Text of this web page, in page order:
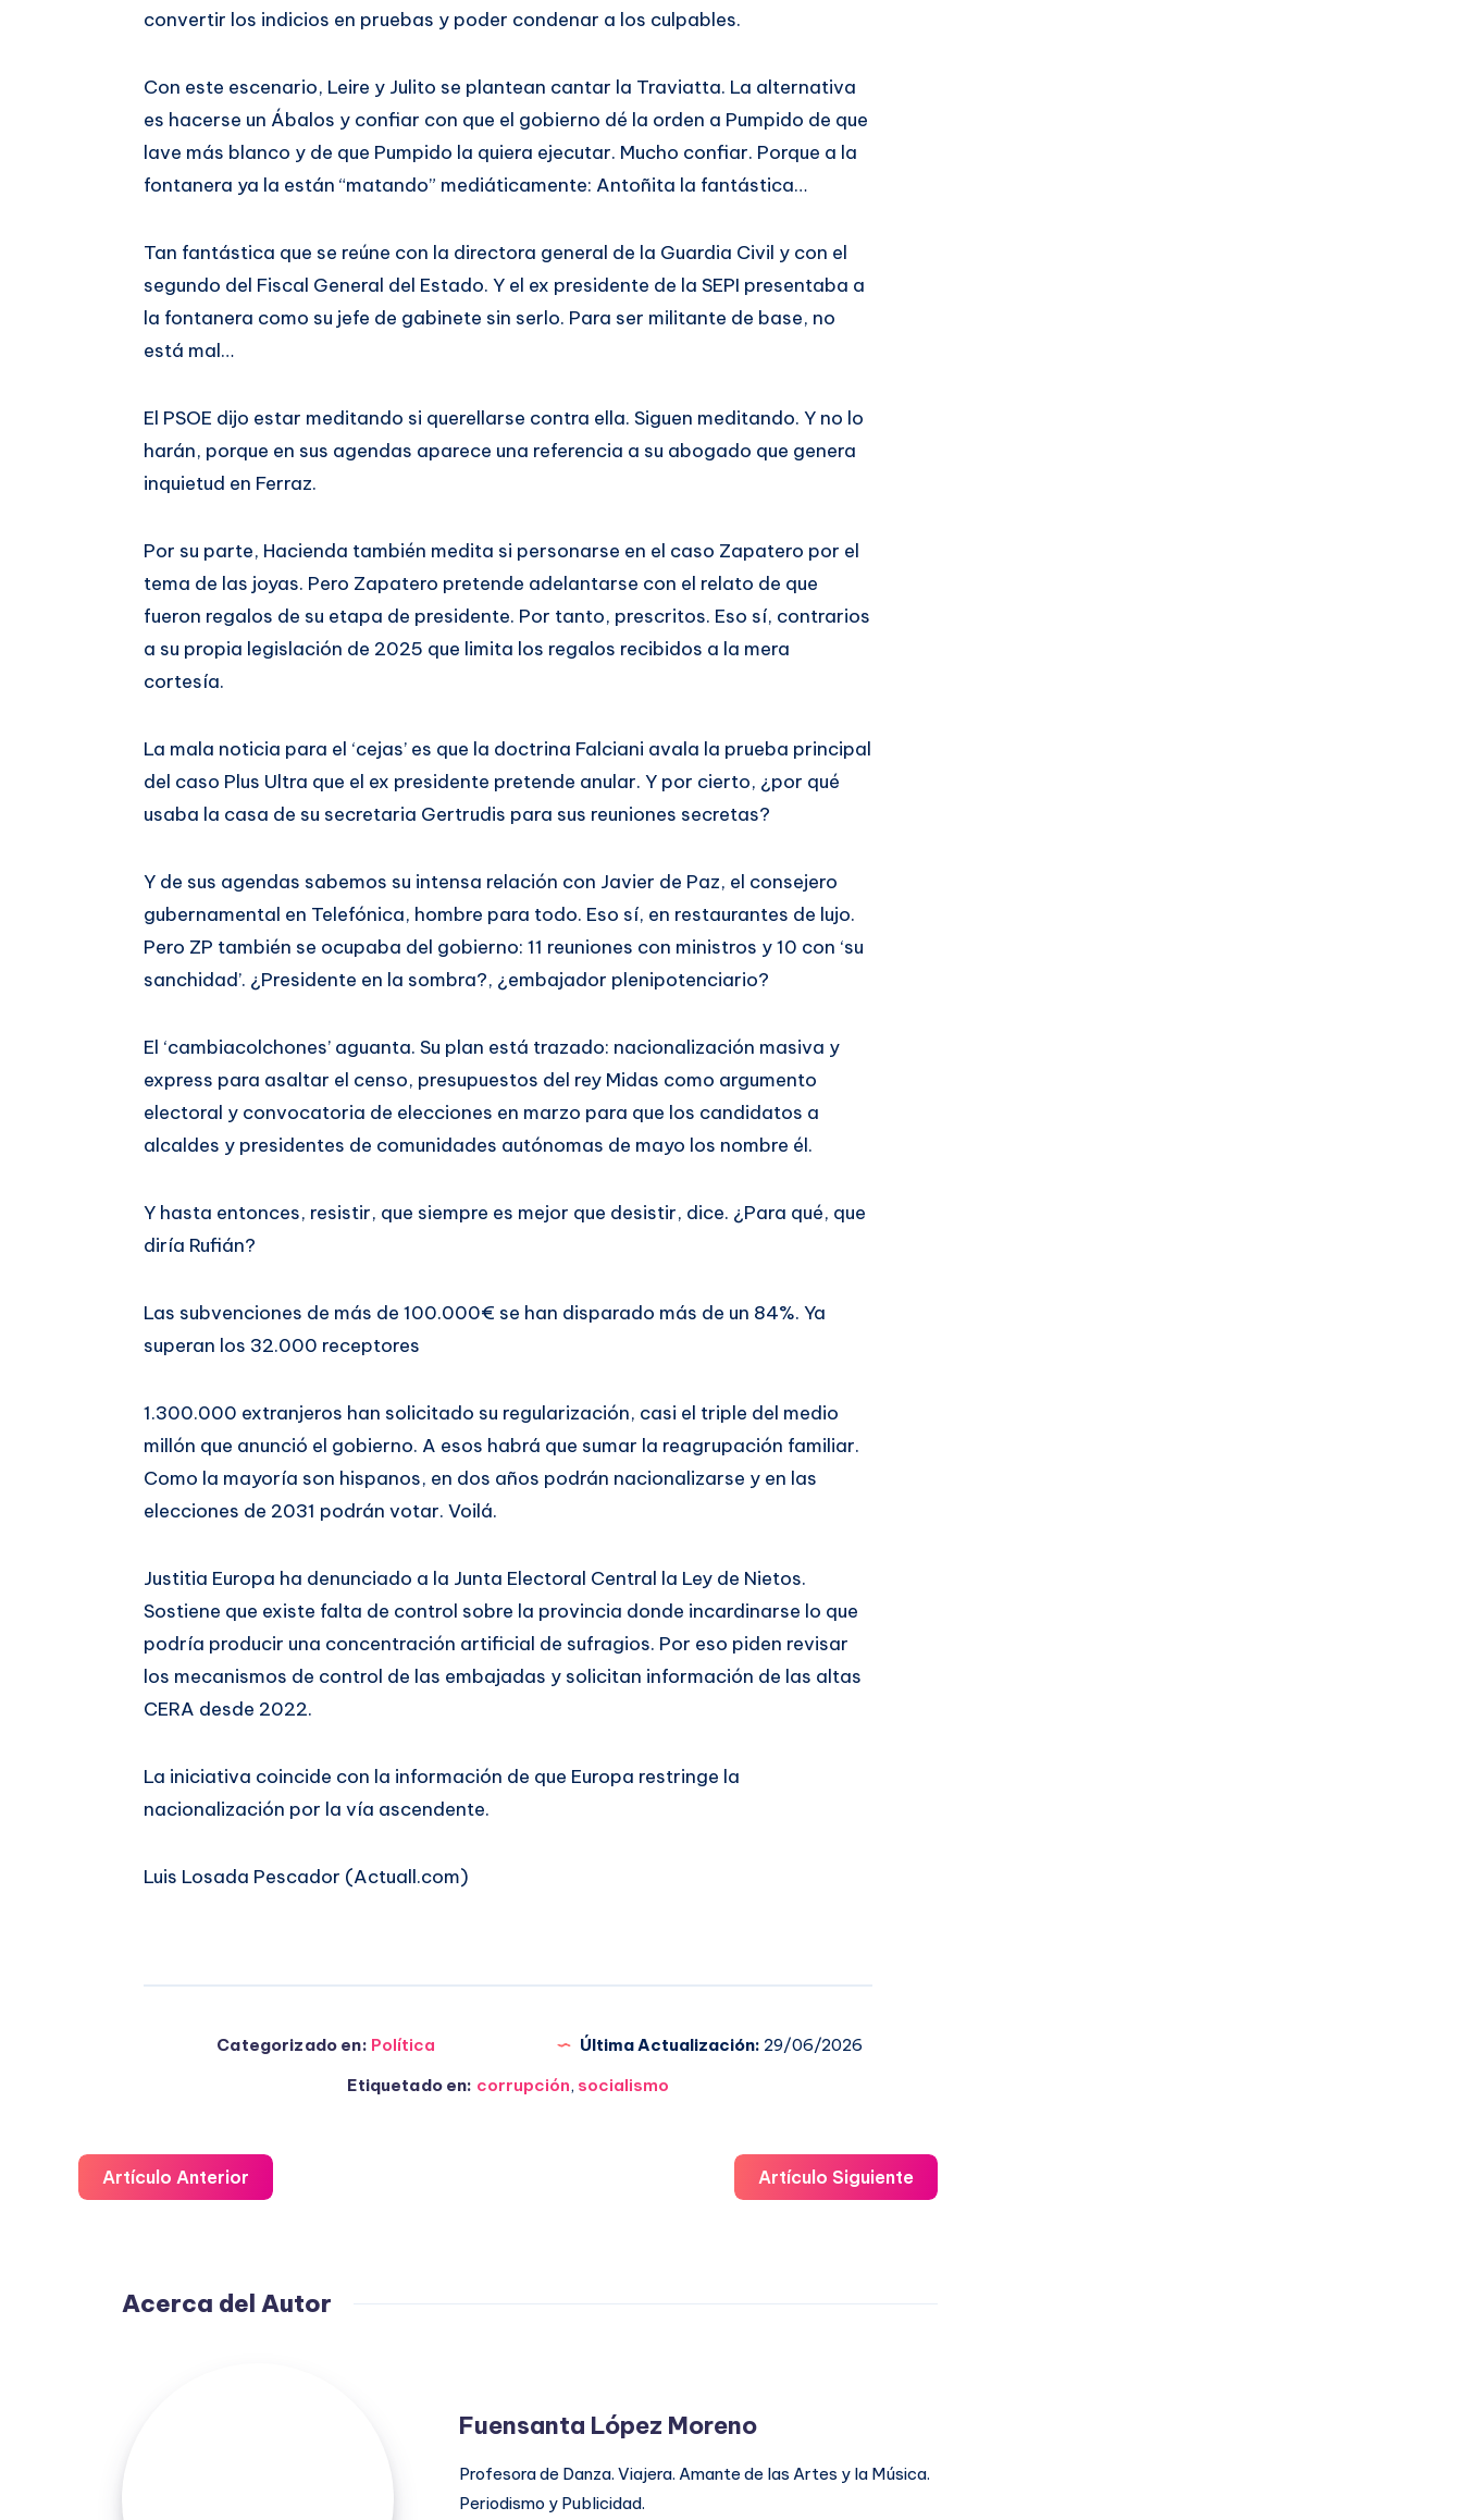
convertir los indicios en pruebas y poder condenar a los culpables.
Con este escenario, Leire y Julito se plantean cantar la Traviatta. La alternativa
es hacerse un Ábalos y confiar con que el gobierno dé la orden a Pumpido de que
lave más blanco y de que Pumpido la quiera ejecutar. Mucho confiar. Porque a la
fontanera ya la están “matando” mediáticamente: Antoñita la fantástica…
Tan fantástica que se reúne con la directora general de la Guardia Civil y con el
segundo del Fiscal General del Estado. Y el ex presidente de la SEPI presentaba a
la fontanera como su jefe de gabinete sin serlo. Para ser militante de base, no
está mal…
El PSOE dijo estar meditando si querellarse contra ella. Siguen meditando. Y no lo
harán, porque en sus agendas aparece una referencia a su abogado que genera
inquietud en Ferraz.
Por su parte, Hacienda también medita si personarse en el caso Zapatero por el
tema de las joyas. Pero Zapatero pretende adelantarse con el relato de que
fueron regalos de su etapa de presidente. Por tanto, prescritos. Eso sí, contrarios
a su propia legislación de 2025 que limita los regalos recibidos a la mera
cortesía.
La mala noticia para el ‘cejas’ es que la doctrina Falciani avala la prueba principal
del caso Plus Ultra que el ex presidente pretende anular. Y por cierto, ¿por qué
usaba la casa de su secretaria Gertrudis para sus reuniones secretas?
Y de sus agendas sabemos su intensa relación con Javier de Paz, el consejero
gubernamental en Telefónica, hombre para todo. Eso sí, en restaurantes de lujo.
Pero ZP también se ocupaba del gobierno: 11 reuniones con ministros y 10 con ‘su
sanchidad’. ¿Presidente en la sombra?, ¿embajador plenipotenciario?
El ‘cambiacolchones’ aguanta. Su plan está trazado: nacionalización masiva y
express para asaltar el censo, presupuestos del rey Midas como argumento
electoral y convocatoria de elecciones en marzo para que los candidatos a
alcaldes y presidentes de comunidades autónomas de mayo los nombre él.
Y hasta entonces, resistir, que siempre es mejor que desistir, dice. ¿Para qué, que
diría Rufián?
Las subvenciones de más de 100.000€ se han disparado más de un 84%. Ya
superan los 32.000 receptores
1.300.000 extranjeros han solicitado su regularización, casi el triple del medio
millón que anunció el gobierno. A esos habrá que sumar la reagrupación familiar.
Como la mayoría son hispanos, en dos años podrán nacionalizarse y en las
elecciones de 2031 podrán votar. Voilá.
Justitia Europa ha denunciado a la Junta Electoral Central la Ley de Nietos.
Sostiene que existe falta de control sobre la provincia donde incardinarse lo que
podría producir una concentración artificial de sufragios. Por eso piden revisar
los mecanismos de control de las embajadas y solicitan información de las altas
CERA desde 2022.
La iniciativa coincide con la información de que Europa restringe la
nacionalización por la vía ascendente.
Luis Losada Pescador (Actuall.com)
Categorizado en: Política Última Actualización: 29/06/2026
Etiquetado en: corrupción, socialismo
Artículo Anterior Artículo Siguiente
Acerca del Autor
Fuensanta López Moreno
Profesora de Danza. Viajera. Amante de las Artes y la Música.
Periodismo y Publicidad.